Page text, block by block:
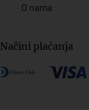
O nama
Načini plaćanja